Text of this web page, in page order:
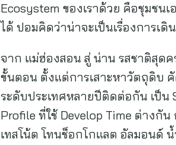
Ecosystem ของเราด้วย คือชุมช
ได้ ปอมคิดว่าน่าจะเป็นเรื่องการเ
จาก แม่ฮ่องสอน สู่ น่าน รสชาติสุดค
ขั้นตอน ตั้งแต่การเสาะหาวัตถุดิบ
ระดับประเทศหลายปีติดต่อกัน เป็น
Profile ที่ใช้ Develop Time ต่างกั
เทสโน้ต โทนช็อกโกแลต อัลมอนด์